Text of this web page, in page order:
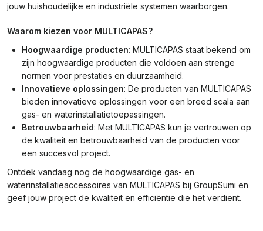
jouw huishoudelijke en industriële systemen waarborgen.
Waarom kiezen voor MULTICAPAS?
Hoogwaardige producten: MULTICAPAS staat bekend om
zijn hoogwaardige producten die voldoen aan strenge
normen voor prestaties en duurzaamheid.
Innovatieve oplossingen: De producten van MULTICAPAS
bieden innovatieve oplossingen voor een breed scala aan
gas- en waterinstallatietoepassingen.
Betrouwbaarheid: Met MULTICAPAS kun je vertrouwen op
de kwaliteit en betrouwbaarheid van de producten voor
een succesvol project.
Ontdek vandaag nog de hoogwaardige gas- en
waterinstallatieaccessoires van MULTICAPAS bij GroupSumi en
geef jouw project de kwaliteit en efficiëntie die het verdient.